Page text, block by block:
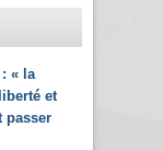
« la
et
passer